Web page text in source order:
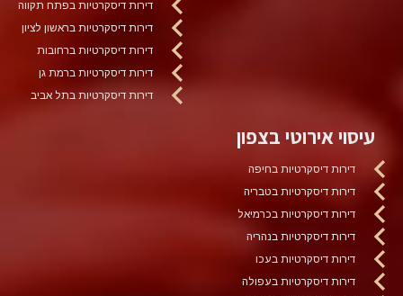
דירות דיסקרטיות בפתח תקווה
דירות דיסקרטיות בראשון לציון
דירות דיסקרטיות ברחובות
דירות דיסקרטיות ברמת גן
דירות דיסקרטיות בתל אביב
עיסוי אירוטי בצפון
דירות דיסקרטיות בחיפה
דירות דיסקרטיות בטבריה
דירות דיסקרטיות בכרמיאל
דירות דיסקרטיות בנהריה
דירות דיסקרטיות בעכו
דירות דיסקרטיות בעפולה